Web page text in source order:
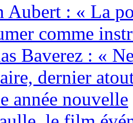
Aubert : « La
comme
Baverez : «
dernier
année nouvelle